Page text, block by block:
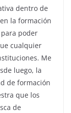
dentro de
la formación
poder
cualquier
Me
luego, la
de formación
que los
de